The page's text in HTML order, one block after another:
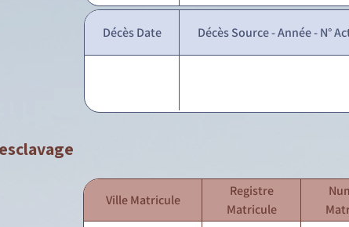
Décès Date Décès Source - Année - N°
Ville Matricule
Registre
Matricule